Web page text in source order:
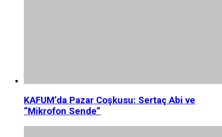
KAFUM’da Pazar Coşkusu: Sertaç Abi ve
“Mikrofon Sende”